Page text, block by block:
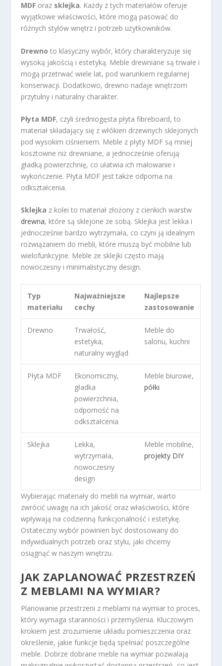
MDF oraz sklejka. Każdy z tych materiałów oferuje
wyjątkowe właściwości, które mogą pasować do
różnych stylów wnętrz i potrzeb użytkowników.
Drewno to klasyczny wybór, który charakteryzuje się
wysoką jakością i estetyką. Meble drewniane są trwałe i
mogą przetrwać wiele lat, pod warunkiem regularnej
konserwacji. Dodatkowo, drewno nadaje wnętrzom
przytulny i naturalny charakter.
Płyta MDF, czyli średniogęsta płyta fibreboard, to
materiał składający się z włókien drzewnych sklejonych
pod wysokim ciśnieniem. Meble z płyty MDF są mniej
kosztowne niż drewniane, a jednocześnie oferują
gładką powierzchnię, co ułatwia ich malowanie i
wykończenie. Płyta MDF jest także odporna na
odkształcenia.
Sklejka z kolei to materiał złożony z cienkich warstw
drewna, które są sklejone ze sobą. Sklejka jest lekka i
jednocześnie bardzo wytrzymała, co czyni ją idealnym
rozwiązaniem do mebli, które muszą być mobilne lub
wielofunkcyjne. Meble ze sklejki często mają
nowoczesny i minimalistyczny design.
Typ
materiału
Najważniejsze
cechy
Najlepsze
zastosowanie
Drewno
Trwałość,
estetyka,
naturalny wygląd
Meble do
salonu, kuchni
Płyta MDF
Ekonomiczny,
gładka
powierzchnia,
odporność na
odkształcenia
Meble biurowe,
półki
Sklejka
Lekka,
wytrzymała,
nowoczesny
design
Meble mobilne,
projekty DIY
Wybierając materiały do mebli na wymiar, warto
zwrócić uwagę na ich jakość oraz właściwości, które
wpływają na codzienną funkcjonalność i estetykę.
Ostateczny wybór powinien być dostosowany do
indywidualnych potrzeb oraz stylu, jaki chcemy
osiągnąć w naszym wnętrzu.
JAK ZAPLANOWAĆ PRZESTRZEŃ
Z MEBLAMI NA WYMIAR?
Planowanie przestrzeni z meblami na wymiar to proces,
który wymaga staranności i przemyślenia. Kluczowym
krokiem jest zrozumienie układu pomieszczenia oraz
określenie, jakie funkcje będą spełniać poszczególne
meble. Dobrze dobrane meble na wymiar pozwalają